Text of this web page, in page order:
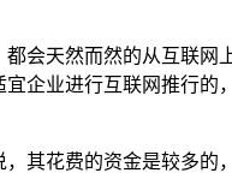
会天然而然的从互联网
企业进行互联网推行的
其花费的资金是较多的